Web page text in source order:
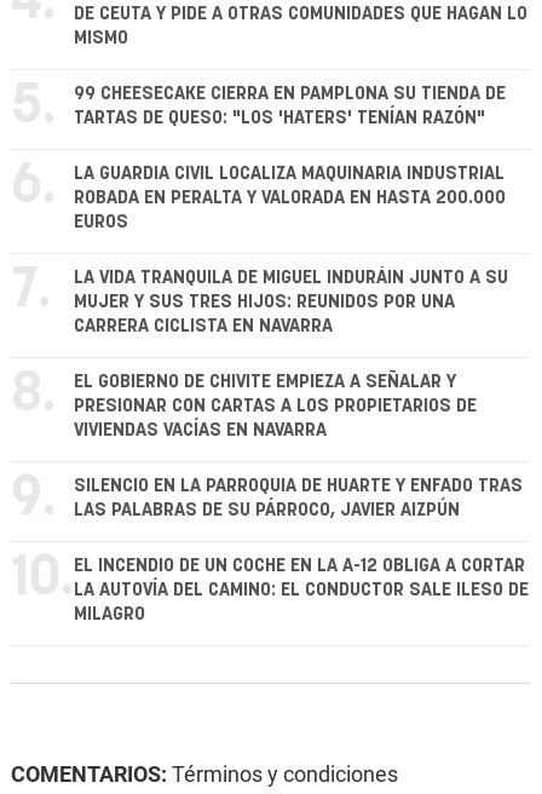
DE CEUTA Y PIDE A OTRAS COMUNIDADES QUE HAGAN LO
MISMO
5.
99 CHEESECAKE CIERRA EN PAMPLONA SU TIENDA DE
TARTAS DE QUESO: "LOS 'HATERS' TENÍAN RAZÓN"
6.
LA GUARDIA CIVIL LOCALIZA MAQUINARIA INDUSTRIAL
ROBADA EN PERALTA Y VALORADA EN HASTA 200.000
EUROS
7.
LA VIDA TRANQUILA DE MIGUEL INDURÁIN JUNTO A SU
MUJER Y SUS TRES HIJOS: REUNIDOS POR UNA
CARRERA CICLISTA EN NAVARRA
8.
EL GOBIERNO DE CHIVITE EMPIEZA A SEÑALAR Y
PRESIONAR CON CARTAS A LOS PROPIETARIOS DE
VIVIENDAS VACÍAS EN NAVARRA
9.
SILENCIO EN LA PARROQUIA DE HUARTE Y ENFADO TRAS
LAS PALABRAS DE SU PÁRROCO, JAVIER AIZPÚN
10. EL INCENDIO DE UN COCHE EN LA A-12 OBLIGA A CORTAR
LA AUTOVÍA DEL CAMINO: EL CONDUCTOR SALE ILESO DE
MILAGRO
COMENTARIOS: Términos y condiciones